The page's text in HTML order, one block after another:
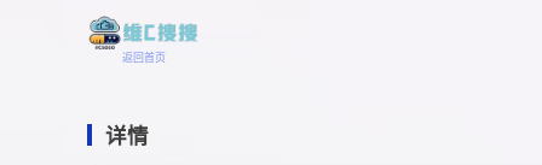
返回首页
详情